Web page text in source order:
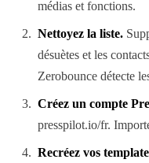
médias et fonctions.
Nettoyez la liste.
désuètes et les
Zerobounce détecte
Créez un compte
presspilot.io/fr.
Recréez vos